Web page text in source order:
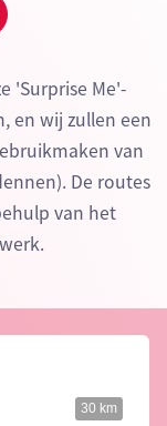
'Surprise Me'-
en wij zullen een
van
De routes
van het
30 km